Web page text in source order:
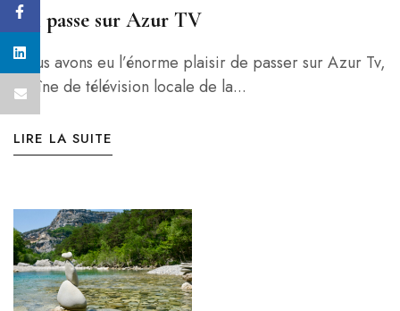
On passe sur Azur TV
Nous avons eu l’énorme plaisir de passer sur Azur Tv,
chaîne de télévision locale de la...
LIRE LA SUITE